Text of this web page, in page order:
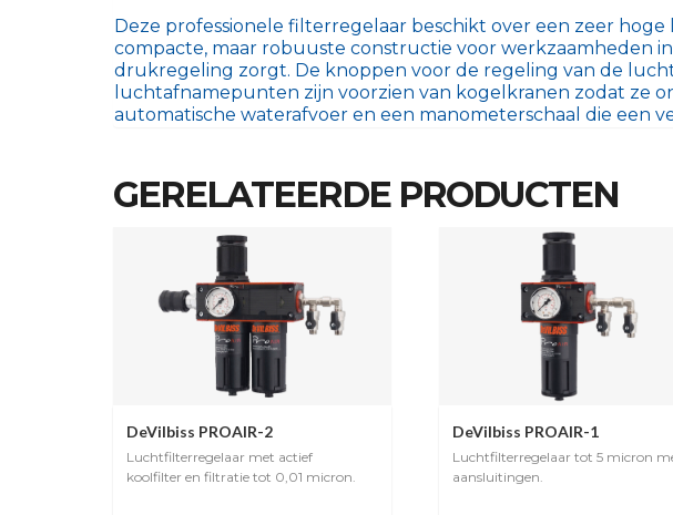
Deze professionele filterregelaar beschikt over een zeer
compacte, maar robuuste constructie voor werkzaamheden
drukregeling zorgt. De knoppen voor de regeling van de
luchtafnamepunten zijn voorzien van kogelkranen zodat ze
automatische waterafvoer en een manometerschaal die een
GERELATEERDE PRODUCTEN
DeVilbiss PROAIR-2
Luchtfilterregelaar met actief
koolfilter en filtratie tot 0,01 micron.
DeVilbiss PROAIR-1
Luchtfilterregelaar tot 5 micron
aansluitingen.